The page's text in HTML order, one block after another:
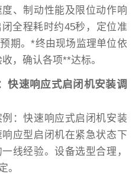
、制动性能及限位动作响
全程耗时约45秒，定位准
期。*终由现场监理单位依
，确认各项**达标。
快速响应式启闭机安装调
：快速响应式启闭机安装
应型启闭机在紧急状态下
线经验。设备选型合理，
。